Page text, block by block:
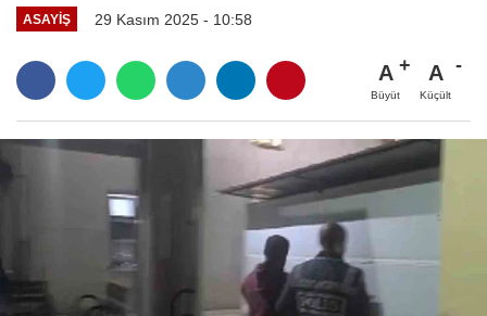
ASAYIŞ 29 Kasım 2025 - 10:58
A
Büyüt
A
Küçült